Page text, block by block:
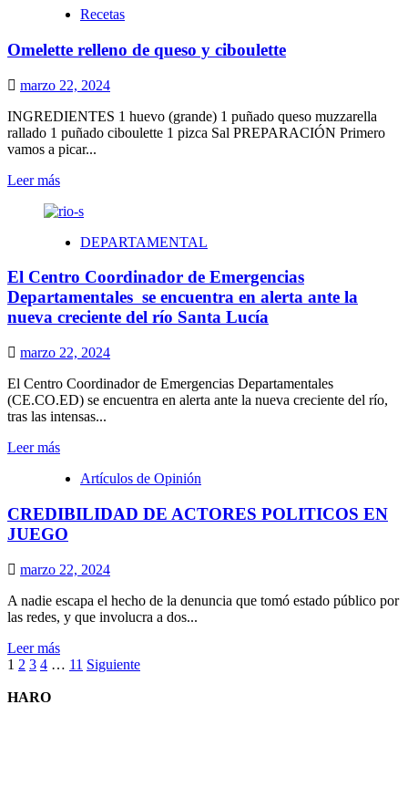
Recetas
Omelette relleno de queso y ciboulette
marzo 22, 2024
INGREDIENTES 1 huevo (grande) 1 puñado queso muzzarella
rallado 1 puñado ciboulette 1 pizca Sal PREPARACIÓN Primero
vamos a picar...
Leer másLeer
sobre
relleno
queso
y
ciboulette
DEPARTAMENTAL
El Centro Coordinador de Emergencias
Departamentales se encuentra en alerta ante la
nueva creciente del río Santa Lucía
marzo 22, 2024
El Centro Coordinador de Emergencias Departamentales
(CE.CO.ED) se encuentra en alerta ante la nueva creciente del río,
tras las intensas...
Leer másLeer
sobre
Centro
Coordinador
de
Emergencias
Departamentales
se encuentra
en
alerta
ante
la
nueva
Artículos de Opinión
CREDIBILIDAD DE ACTORES POLITICOS EN
JUEGO
marzo 22, 2024
A nadie escapa el hecho de la denuncia que tomó estado público por
las redes, y que involucra a dos...
Leer másLeer
más
Paginación
de
1 2 3 4 … 11 Siguiente
HARO